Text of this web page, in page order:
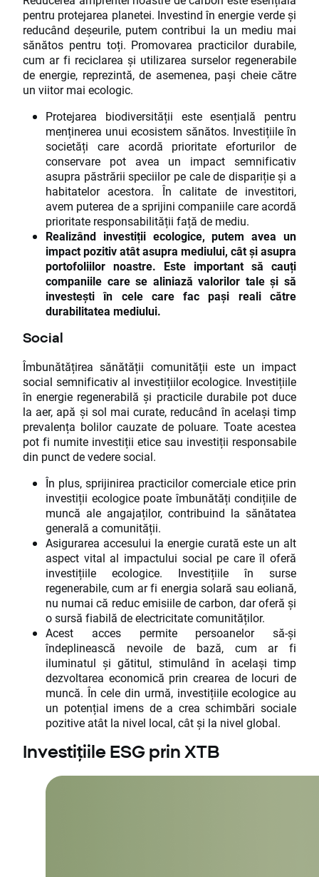
pentru protejarea planetei. Investind în energie verde și
reducând deșeurile, putem contribui la un mediu mai
sănătos pentru toți. Promovarea practicilor durabile,
cum ar fi reciclarea și utilizarea surselor regenerabile
de energie, reprezintă, de asemenea, pași cheie către
un viitor mai ecologic.
Protejarea biodiversității este esențială pentru
menținerea unui ecosistem sănătos. Investițiile în
societăți care acordă prioritate eforturilor de
conservare pot avea un impact semnificativ
asupra păstrării speciilor pe cale de dispariție și a
habitatelor acestora. În calitate de investitori,
avem puterea de a sprijini companiile care acordă
prioritate responsabilității față de mediu.
Realizând investiții ecologice, putem avea un
impact pozitiv atât asupra mediului, cât și asupra
portofoliilor noastre. Este important să cauți
companiile care se aliniază valorilor tale și să
investești în cele care fac pași reali către
durabilitatea mediului.
Social
Îmbunătățirea sănătății comunității este un impact
social semnificativ al investițiilor ecologice. Investițiile
în energie regenerabilă și practicile durabile pot duce
la aer, apă și sol mai curate, reducând în același timp
prevalența bolilor cauzate de poluare. Toate acestea
pot fi numite investiții etice sau investiții responsabile
din punct de vedere social.
În plus, sprijinirea practicilor comerciale etice prin
investiții ecologice poate îmbunătăți condițiile de
muncă ale angajaților, contribuind la sănătatea
generală a comunității.
Asigurarea accesului la energie curată este un alt
aspect vital al impactului social pe care îl oferă
investițiile ecologice. Investițiile în surse
regenerabile, cum ar fi energia solară sau eoliană,
nu numai că reduc emisiile de carbon, dar oferă și
o sursă fiabilă de electricitate comunităților.
Acest acces permite persoanelor să-și
îndeplinească nevoile de bază, cum ar fi
iluminatul și gătitul, stimulând în același timp
dezvoltarea economică prin crearea de locuri de
muncă. În cele din urmă, investițiile ecologice au
un potențial imens de a crea schimbări sociale
pozitive atât la nivel local, cât și la nivel global.
Investițiile ESG prin XTB